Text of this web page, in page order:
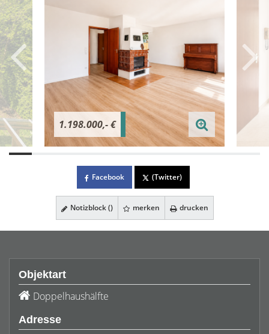
1.198.000,- €
Facebook (Twitter)
Notizblock () merken drucken
Objektart
Doppelhaushälfte
Adresse